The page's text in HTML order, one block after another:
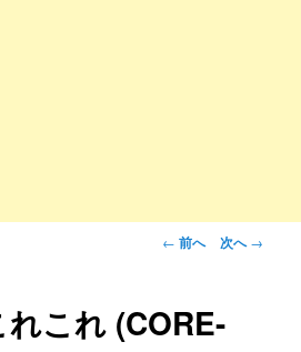
投
ビ
ゲ
← 前へ 次へ→
これ (CORE-